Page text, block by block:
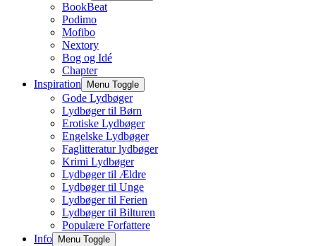
BookBeat
Podimo
Mofibo
Nextory
Bog og Idé
Chapter
Inspiration
Menu Toggle
Gode Lydbøger
Lydbøger til Børn
Erotiske Lydbøger
Engelske Lydbøger
Faglitteratur lydbøger
Krimi Lydbøger
Lydbøger til Ældre
Lydbøger til Unge
Lydbøger til Ferien
Lydbøger til Bilturen
Populære Forfattere
Info
Menu Toggle